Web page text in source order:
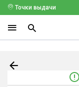
Точки выдачи